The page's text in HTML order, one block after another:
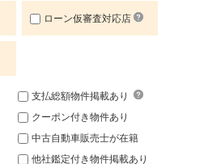
ローン仮審査対応店
支払総額物件掲載あり
クーポン付き物件あり
中古自動車販売士が在籍
他社鑑定付き物件掲載あり